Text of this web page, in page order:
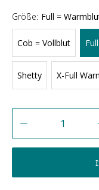
Größe: Full =
Cob = Vollblut
Shetty X-Full